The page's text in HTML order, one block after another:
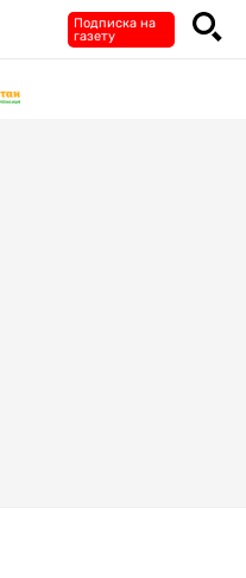
Подписка на
газету